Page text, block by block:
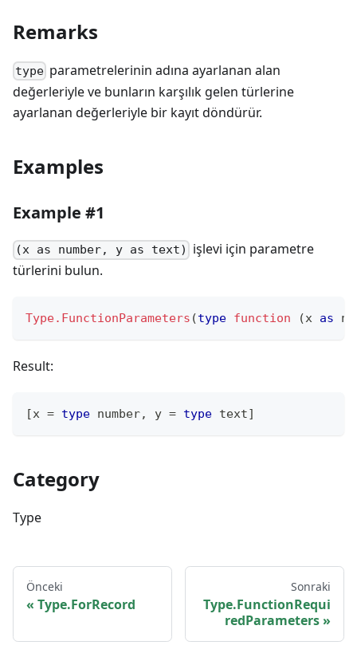
Remarks
type parametrelerinin adına ayarlanan alan
değerleriyle ve bunların karşılık gelen türlerine
ayarlanan değerleriyle bir kayıt döndürür.
Examples
Example #1
(x as number, y as text)
işlevi için parametre
türlerini bulun.
Type.FunctionParameters (type function (x as
Result:
[x = type number, y = type text]
Category
Type
Önceki
Type.ForRecord
Sonraki
Type.FunctionRequi
redParameters